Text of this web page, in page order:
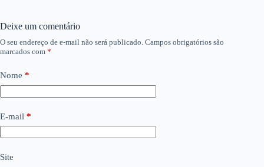
Deixe um comentário
O seu endereço de e-mail não será publicado. Campos obrigatórios são
marcados com *
Nome *
E-mail *
Site